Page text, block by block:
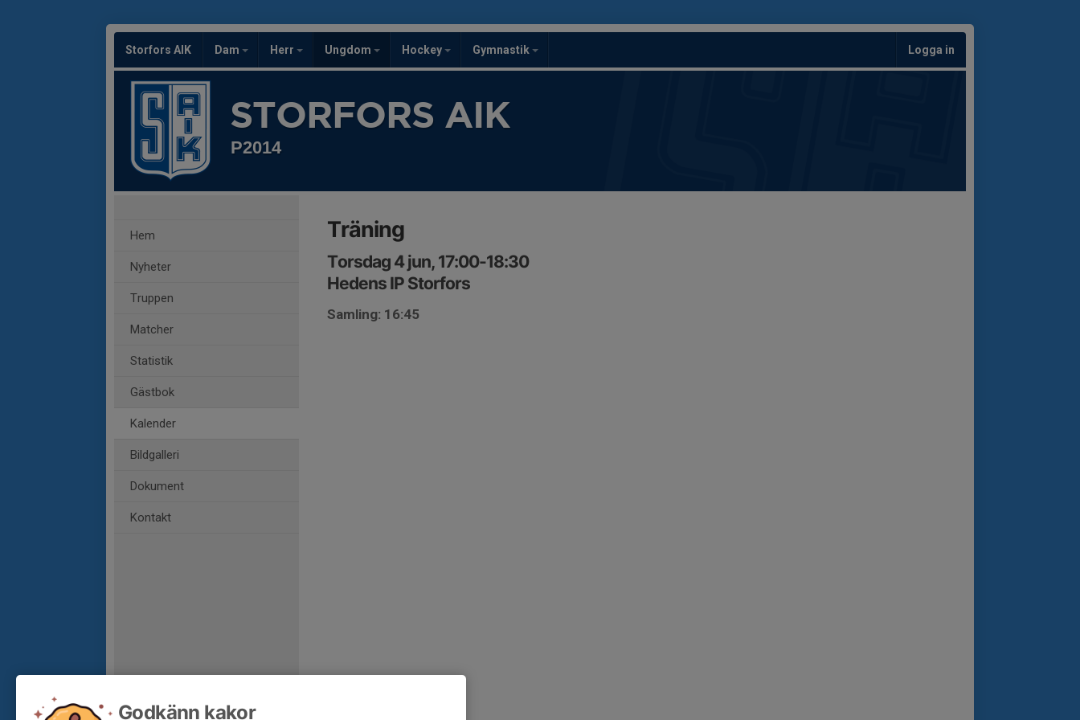
Storfors AIK Dam Herr Ungdom Hockey Gymnastik Logga in
STORFORS AIK
P2014
Hem
Nyheter
Truppen
Matcher
Statistik
Gästbok
Kalender
Bildgalleri
Dokument
Kontakt
Träning
Torsdag 4 jun, 17:00-18:30
Hedens IP Storfors
Samling: 16:45
Godkänn kakor